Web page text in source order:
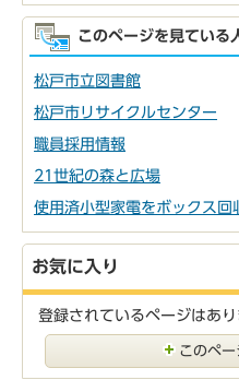
このページを見ている
松戸市立図書館
松戸市リサイクルセンター
職員採用情報
21世紀の森と広場
使用済小型家電をボックス回
お気に入り
登録されているページはあり
このペ